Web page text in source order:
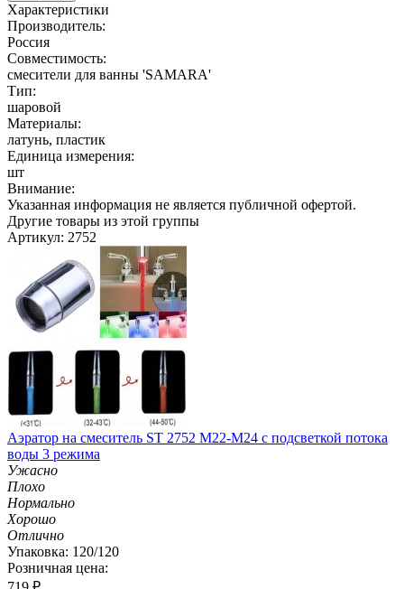
Характеристики
Производитель:
Россия
Совместимость:
смесители для ванны 'SAMARA'
Тип:
шаровой
Материалы:
латунь, пластик
Единица измерения:
шт
Внимание:
Указанная информация не является публичной офертой.
Другие товары из этой группы
Артикул: 2752
Аэратор на смеситель ST 2752 M22-M24 с подсветкой потока
воды 3 режима
Ужасно
Плохо
Нормально
Хорошо
Отлично
Упаковка: 120/120
Розничная цена: